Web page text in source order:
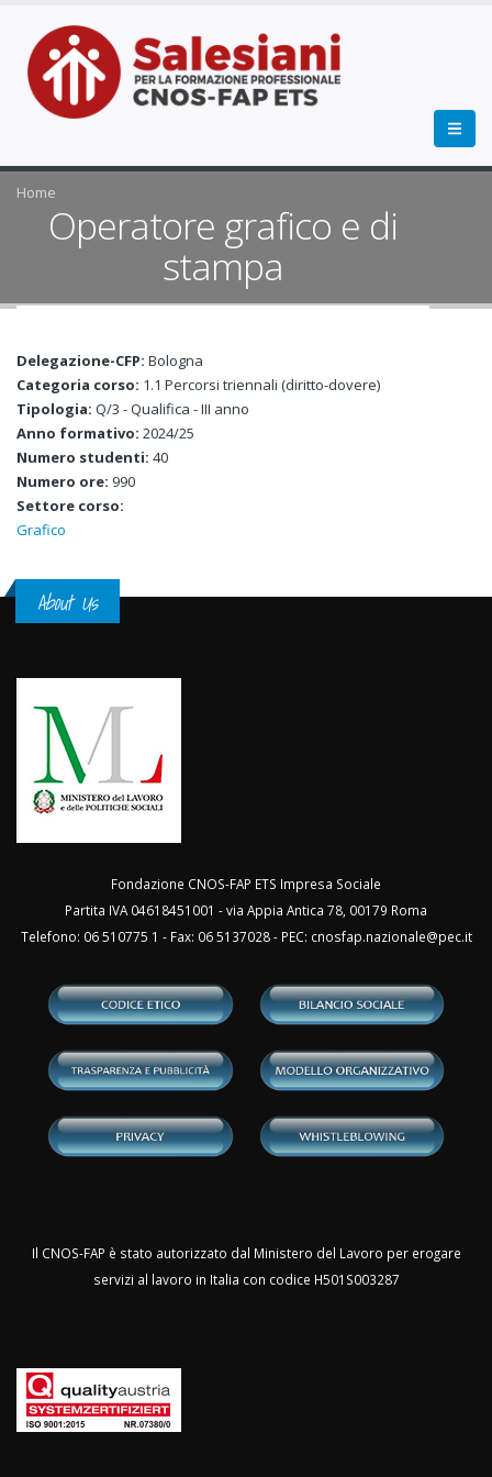
Home
Operatore grafico e di
stampa
Delegazione-CFP: Bologna
Categoria corso: 1.1 Percorsi triennali (diritto-dovere)
Tipologia: Q/3 - Qualifica - III anno
Anno formativo: 2024/25
Numero studenti: 40
Numero ore: 990
Settore corso:
Grafico
About Us
Fondazione CNOS-FAP ETS Impresa Sociale
Partita IVA 04618451001 - via Appia Antica 78, 00179 Roma
Telefono: 06 510775 1 - Fax: 06 5137028 - PEC: cnosfap.nazionale@pec.it
Il CNOS-FAP è stato autorizzato dal Ministero del Lavoro per erogare
servizi al lavoro in Italia con codice H501S003287